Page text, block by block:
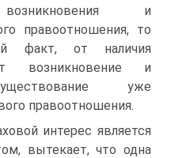
и
правоотношения, то
факт, от наличия
возникновение и
уже
правоотношения.
интерес является
вытекает, что одна